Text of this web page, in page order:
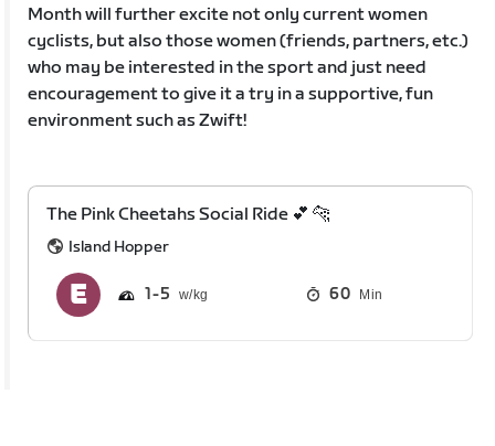
Month will further excite not only current women
cyclists, but also those women (friends, partners, etc.)
who may be interested in the sport and just need
encouragement to give it a try in a supportive, fun
environment such as Zwift!
The Pink Cheetahs Social Ride 💕 🐆
Island Hopper
1 5 60 Min